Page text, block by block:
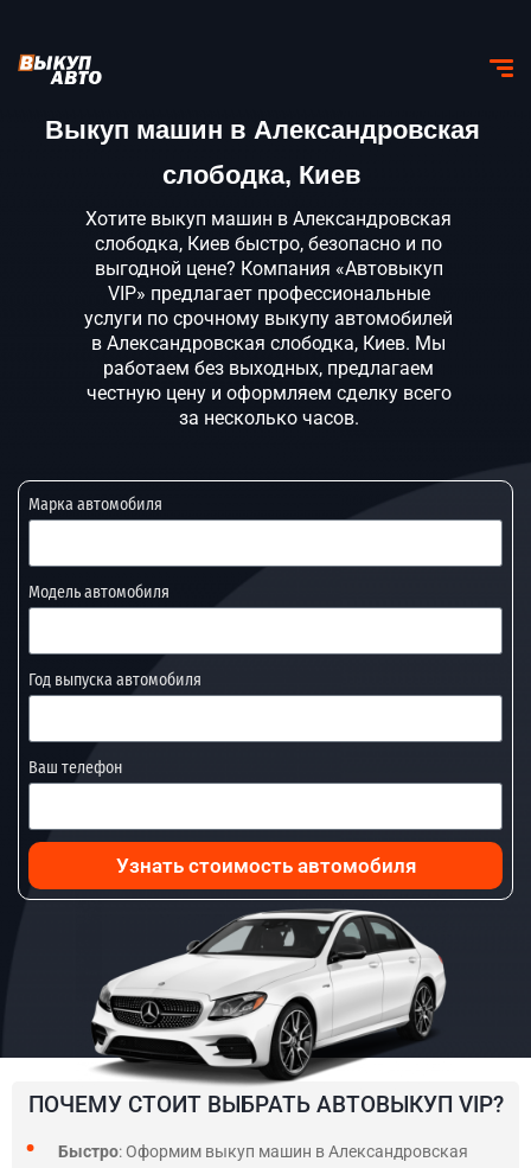
Выкуп машин в Александровская
слободка, Киев
Хотите выкуп машин в Александровская
слободка, Киев быстро, безопасно и по
выгодной цене? Компания «Автовыкуп
VIP» предлагает профессиональные
услуги по срочному выкупу автомобилей
в Александровская слободка, Киев. Мы
работаем без выходных, предлагаем
честную цену и оформляем сделку всего
за несколько часов.
Марка автомобиля
Модель автомобиля
Год выпуска автомобиля
Ваш телефон
Узнать стоимость автомобиля
ПОЧЕМУ СТОИТ ВЫБРАТЬ АВТОВЫКУП VIP?
Быстро: Оформим выкуп машин в Александровская